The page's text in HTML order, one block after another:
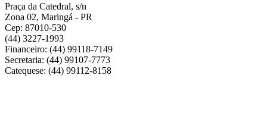
Praça da Catedral, s/n
Zona 02, Maringá - PR
Cep: 87010-530
(44) 3227-1993
Financeiro: (44) 99118-7149
Secretaria: (44) 99107-7773
Catequese: (44) 99112-8158